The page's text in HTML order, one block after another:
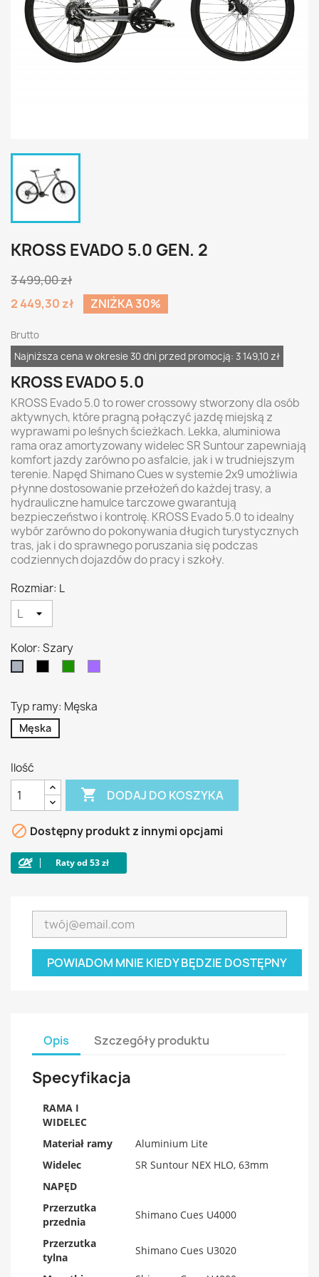
KROSS EVADO 5.0 GEN. 2
3 499,00 zł
2 449,30 zł
ZNIŻKA 30%
Brutto
Najniższa cena w okresie 30 dni przed promocją: 3 149,10 zł
KROSS EVADO 5.0
KROSS Evado 5.0 to rower crossowy stworzony dla osób
aktywnych, które pragną połączyć jazdę miejską z
wyprawami po leśnych ścieżkach. Lekka, aluminiowa
rama oraz amortyzowany widelec SR Suntour zapewniają
komfort jazdy zarówno po asfalcie, jak i w trudniejszym
terenie. Napęd Shimano Cues w systemie 2x9 umożliwia
płynne dostosowanie przełożeń do każdej trasy, a
hydrauliczne hamulce tarczowe gwarantują
bezpieczeństwo i kontrolę. KROSS Evado 5.0 to idealny
wybór zarówno do pokonywania długich turystycznych
tras, jak i do sprawnego poruszania się podczas
codziennych dojazdów do pracy i szkoły.
Rozmiar: L
Kolor: Szary
Typ ramy: Męska
Męska
Ilość
 DODAJ DO KOSZYKA
 Dostępny produkt z innymi opcjami
POWIADOM MNIE KIEDY BĘDZIE DOSTĘPNY
Opis Szczegóły produktu
Specyfikacja
RAMA I
WIDELEC
Materiał ramy
Aluminium Lite
Widelec
SR Suntour NEX HLO, 63mm
NAPĘD
Przerzutka
przednia
Shimano Cues U4000
Przerzutka
tylna
Shimano Cues U3020